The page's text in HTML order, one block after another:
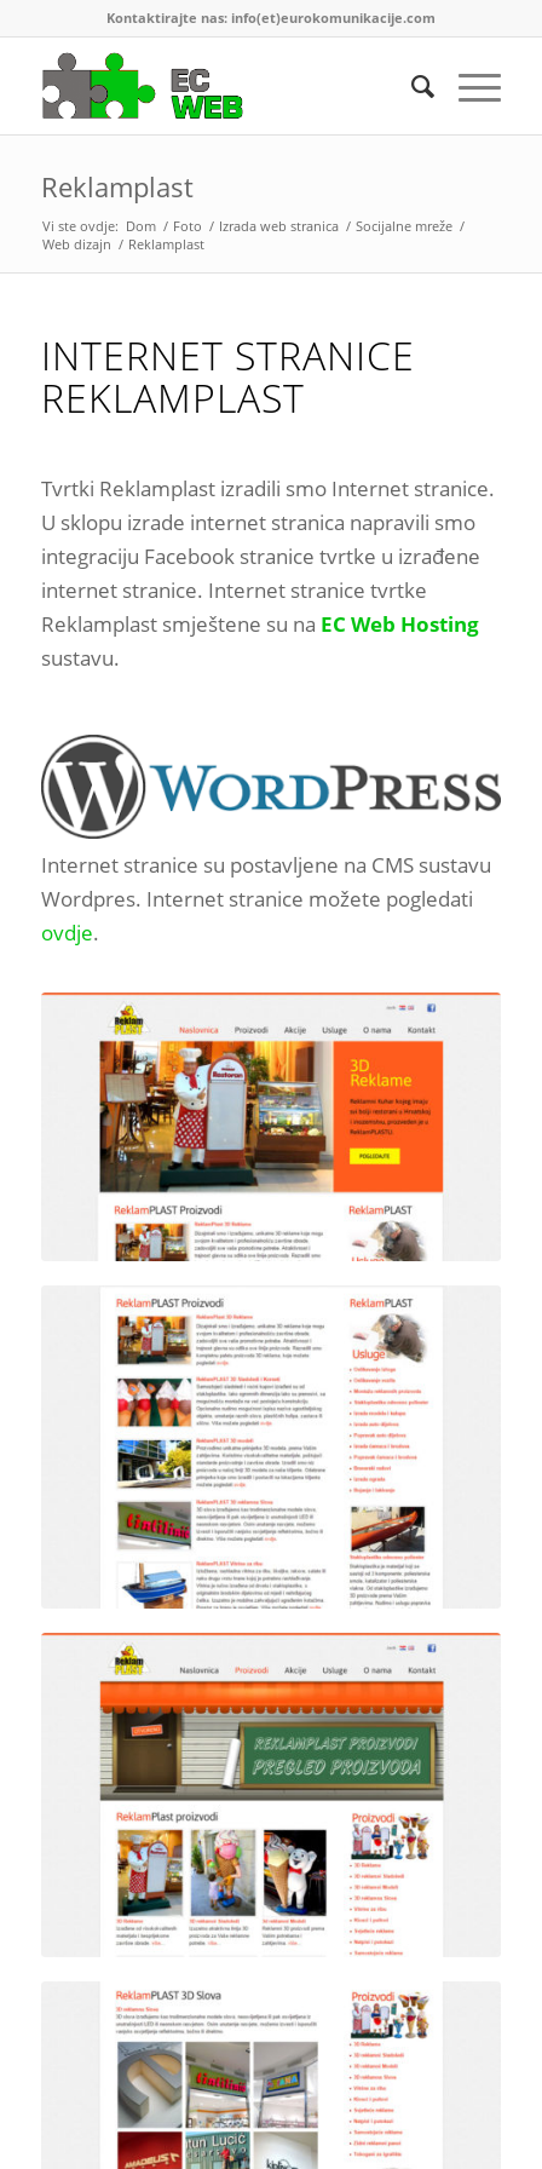
Kontaktirajte nas: info(et)eurokomunikacije.com
Reklamplast
Vi ste ovdje: Dom / Foto / Izrada web stranica / Socijalne mreže /
Web dizajn / Reklamplast
INTERNET STRANICE
REKLAMPLAST
Tvrtki Reklamplast izradili smo Internet stranice.
U sklopu izrade internet stranica napravili smo
integraciju Facebook stranice tvrtke u izrađene
internet stranice. Internet stranice tvrtke
Reklamplast smještene su na EC Web Hosting
sustavu.
Internet stranice su postavljene na CMS sustavu
Wordpres. Internet stranice možete pogledati
ovdje.
Detalj zaglavlja naslovne
stranice
Detalj naslovnice internet
stranica sa prikazom
proizvoda
Detalj internet stranice
proizvoda
Detalj internet stranice